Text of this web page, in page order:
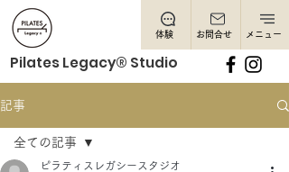
体験 お問合せ メニュー
Pilates Legacy® Studio
記事
全ての記事
ピラティスレガシースタジオ